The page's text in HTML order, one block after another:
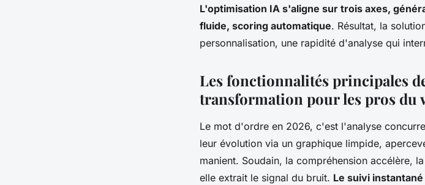
L'optimisation IA s'aligne sur trois axes,
fluide, scoring automatique. Résultat, la
personnalisation, une rapidité d'analyse qui
Les fonctionnalités principales
transformation pour les pros du
Le mot d'ordre en 2026, c'est l'analyse
leur évolution via un graphique limpide,
manient. Soudain, la compréhension accélère,
elle extrait le signal du bruit. Le suivi